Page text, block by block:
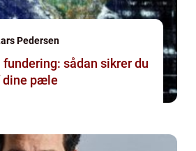
Pedersen
sådan sikrer du
dine pæle